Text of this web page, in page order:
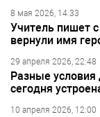
8 мая 2026, 14:33
Учитель пишет
вернули имя
29 апреля 2026, 22:48
Разные условия
сегодня
10 апреля 2026, 12:00